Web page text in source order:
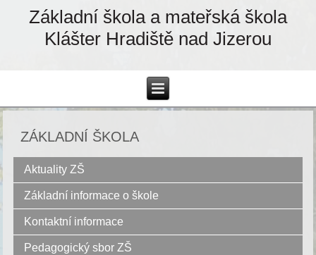
Základní škola a mateřská škola
Klášter Hradiště nad Jizerou
ZÁKLADNÍ ŠKOLA
Aktuality ZŠ
Základní informace o škole
Kontaktní informace
Pedagogický sbor ZŠ